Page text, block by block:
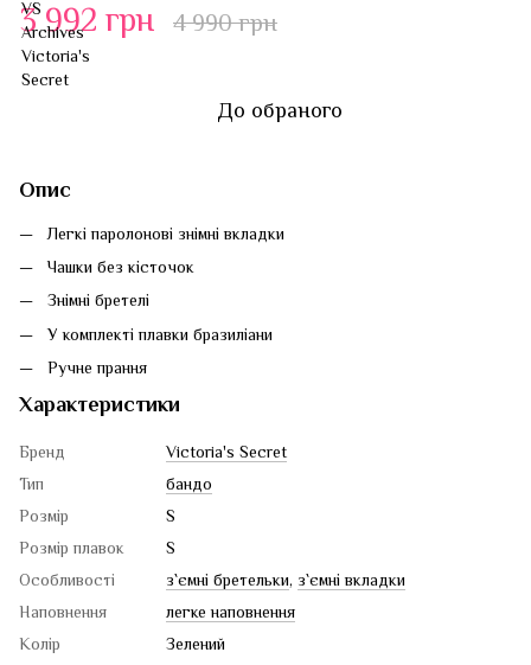
3 992 грн 4 990 грн
До обраного
Опис
Легкі паролонові знімні вкладки
Чашки без кісточок
Знімні бретелі
У комплекті плавки бразиліани
Ручне прання
Характеристики
Бренд
Victoria's Secret
Тип
бандо
Розмір
S
Розмір плавок
S
Особливості
з`ємні бретельки, з`ємні вкладки
Наповнення
легке наповнення
Колір
Зелений